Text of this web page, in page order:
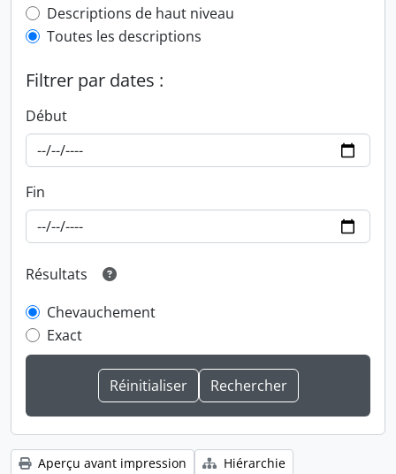
Top-level description filter
Descriptions de haut niveau
Toutes les descriptions
Filtrer par dates :
Début
Fin
Résultats
Chevauchement
Exact
Aperçu avant impression
Hiérarchie